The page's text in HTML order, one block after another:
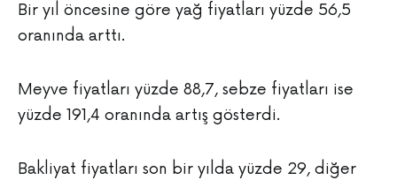
Bir yıl öncesine göre yağ fiyatları yüzde 56,5
oranında arttı.
Meyve fiyatları yüzde 88,7, sebze fiyatları ise
yüzde 191,4 oranında artış gösterdi.
Bakliyat fiyatları son bir yılda yüzde 29, diğer